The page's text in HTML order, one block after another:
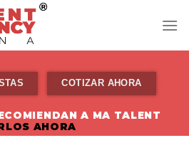
COTIZAR AHORA
A MA TALENT
AHORA